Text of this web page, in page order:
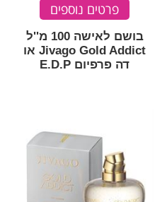
פרטים נוספים
בושם לאישה 100 מ''ל
Jivago Gold Addict או
דה פרפיום E.D.P